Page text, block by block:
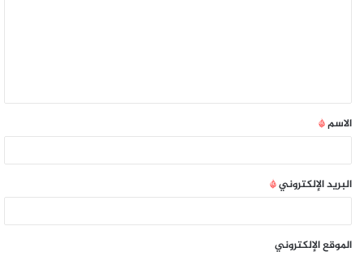
الاسم*
البريد الإلكتروني*
الموقع الإلكتروني